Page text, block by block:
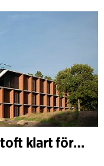
Campus BØGEHØJ i Ebeltoft klart för invigning: Unik träbyggnad färdigställd